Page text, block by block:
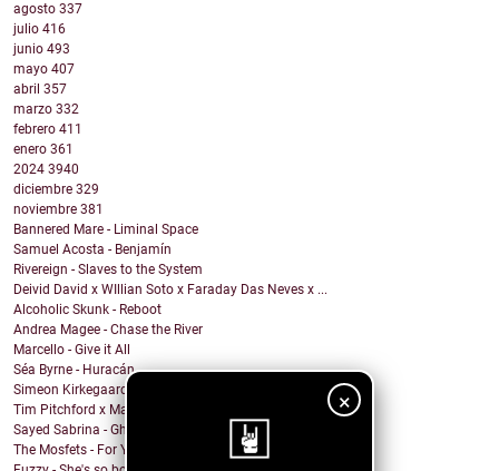
×
agosto 337
julio 416
junio 493
mayo 407
abril 357
marzo 332
febrero 411
enero 361
2024 3940
diciembre 329
noviembre 381
Bannered Mare - Liminal Space
Samuel Acosta - Benjamín
Rivereign - Slaves to the System
Deivid David x WIllian Soto x Faraday Das Neves x ...
Alcoholic Skunk - Reboot
Andrea Magee - Chase the River
Marcello - Give it All
Séa Byrne - Huracán
Simeon Kirkegaard - If Only
Tim Pitchford x Markus Ganahl - Before It Began
Sayed Sabrina - Ghosts
The Mosfets - For You